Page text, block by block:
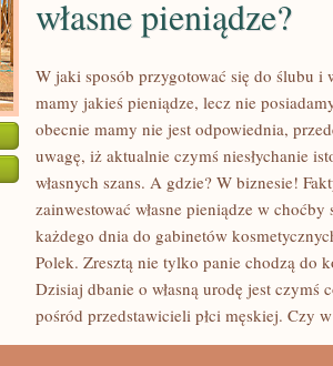
własne pieniądze?
W jaki sposób przygotować się do ślubu i
mamy jakieś pieniądze, lecz nie
obecnie mamy nie jest odpowiednia,
uwagę, iż aktualnie czymś niesłychanie
własnych szans. A gdzie? W biznesie!
zainwestować własne pieniądze w
każdego dnia do gabinetów
Polek. Zresztą nie tylko panie chodzą do
Dzisiaj dbanie o własną urodę jest
pośród przedstawicieli płci męskiej. Czy